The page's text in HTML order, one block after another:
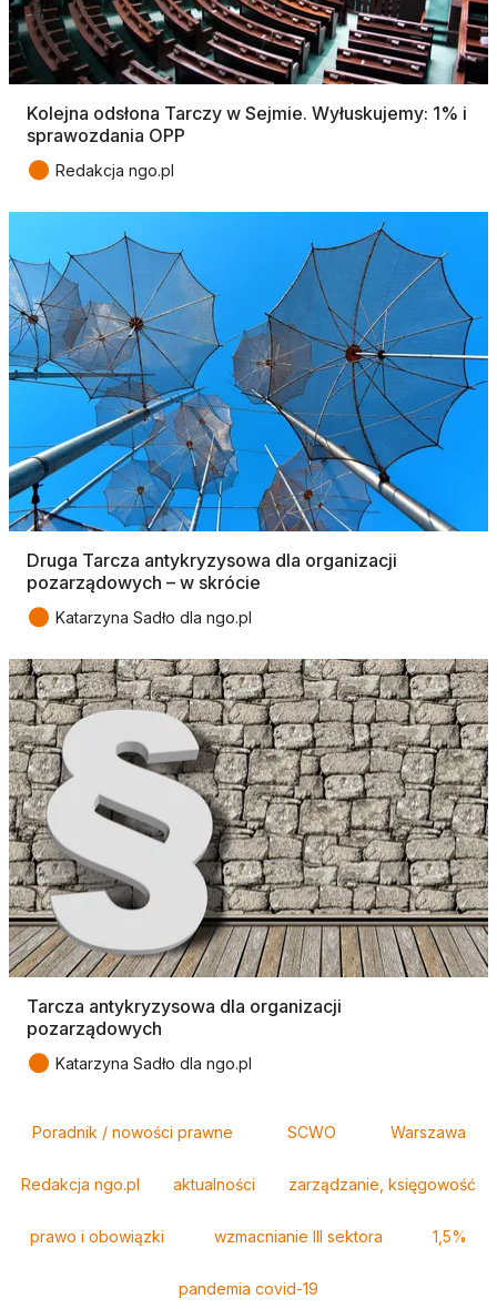
Kolejna odsłona Tarczy w Sejmie. Wyłuskujemy: 1% i
sprawozdania OPP
● Redakcja ngo.pl
Druga Tarcza antykryzysowa dla organizacji
pozarządowych – w skrócie
● Katarzyna Sadło dla ngo.pl
Tarcza antykryzysowa dla organizacji
pozarządowych
● Katarzyna Sadło dla ngo.pl
Poradnik / nowości prawne SCWO Warszawa
Redakcja ngo.pl aktualności zarządzanie, księgowość
prawo i obowiązki wzmacnianie III sektora 1,5%
pandemia covid-19